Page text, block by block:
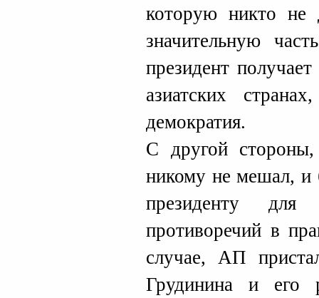
которую никто не
значительную
президент
азиатских
демократия.
С другой стороны,
никому не мешал, и
президенту для
противоречий в
случае, АП
Грудинина и его